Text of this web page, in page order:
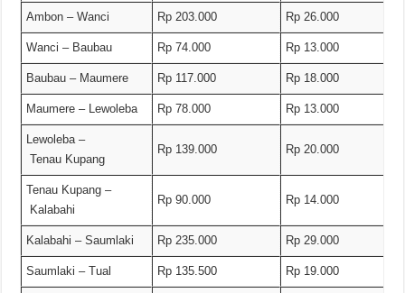
Ambon – Wanci Rp 203.000 Rp 26.000
Wanci – Baubau Rp 74.000 Rp 13.000
Baubau – Maumere Rp 117.000 Rp 18.000
Maumere – Lewoleba Rp 78.000 Rp 13.000
Lewoleba –
Tenau Kupang
Rp 139.000 Rp 20.000
Tenau Kupang –
Kalabahi
Rp 90.000 Rp 14.000
Kalabahi – Saumlaki Rp 235.000 Rp 29.000
Saumlaki – Tual Rp 135.500 Rp 19.000